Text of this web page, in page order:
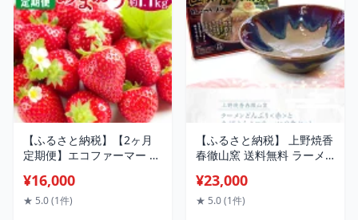
【ふるさと納税】【2ヶ月
定期便】エコファーマー あ
回 計約1120g【数量限定】
小分け いちご 苺 ストロベ
¥16,000
★ 5.0 (1件)
【ふるさと納税】 上野焼香
春徹山窯 送料無料 ラーメ
九州とんこつラーメン9食
セット
¥23,000
★ 5.0 (1件)